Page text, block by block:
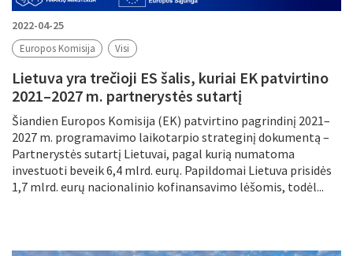
2022-04-25
Europos Komisija Visi
Lietuva yra trečioji ES šalis, kuriai EK patvirtino
2021–2027 m. partnerystės sutartį
Šiandien Europos Komisija (EK) patvirtino pagrindinį 2021–
2027 m. programavimo laikotarpio strateginį dokumentą –
Partnerystės sutartį Lietuvai, pagal kurią numatoma
investuoti beveik 6,4 mlrd. eurų. Papildomai Lietuva prisidės
1,7 mlrd. eurų nacionalinio kofinansavimo lėšomis, todėl...